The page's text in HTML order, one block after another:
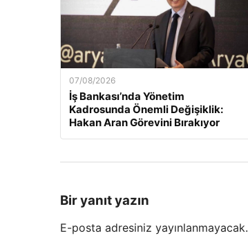
07/08/2026
İş Bankası’nda Yönetim
Kadrosunda Önemli Değişiklik:
Hakan Aran Görevini Bırakıyor
Bir yanıt yazın
E-posta adresiniz yayınlanmayacak.